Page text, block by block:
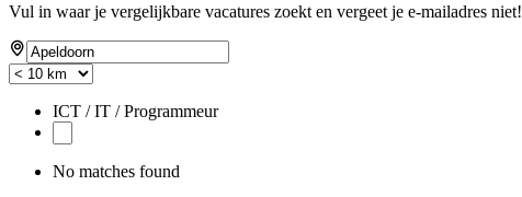
Vul in waar je vergelijkbare vacatures zoekt en vergeet je e-mailadres niet!
ICT / IT / Programmeur
No matches found